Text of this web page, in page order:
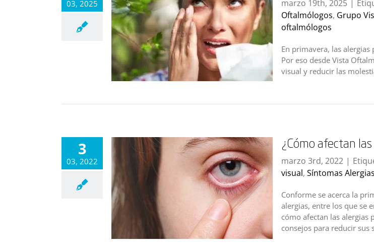
03, 2025 marzo 19th, 2025 |
Oftalmólogos, Grupo
oftalmólogos
En primavera, las
Por eso desde Vista
visual y reducir las
3
03, 2022
¿Cómo afectan
marzo 3rd, 2022 |
visual, Síntomas Alergias
Conforme se acerca la
alergias, entre los que se
cómo afectan las alergias
consejos para reducir sus